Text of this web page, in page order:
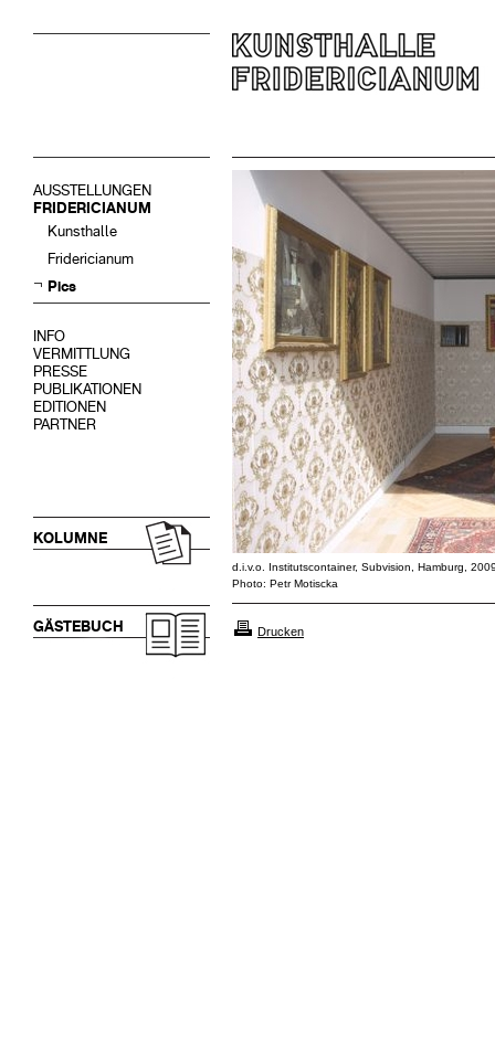
AUSSTELLUNGEN
FRIDERICIANUM
Kunsthalle
Fridericianum
Pics
INFO
VERMITTLUNG
PRESSE
PUBLIKATIONEN
EDITIONEN
PARTNER
KOLUMNE
GÄSTEBUCH
d.i.v.o. Institutscontainer, Subvision, Hamburg,
Photo: Petr Motiscka
Drucken